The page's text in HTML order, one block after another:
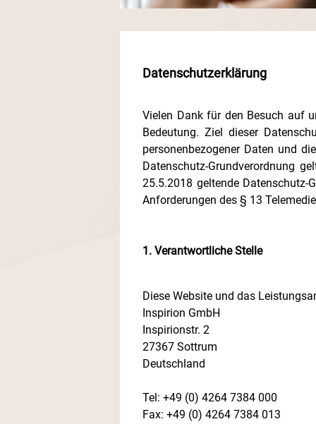
Datenschutzerklärung
Vielen Dank für den Besuch auf
Bedeutung. Ziel dieser
personenbezogener Daten und
Datenschutz-Grundverordnung
25.5.2018 geltende Datenschutz-
Anforderungen des § 13
1. Verantwortliche Stelle
Diese Website und das
Inspirion GmbH
Inspirionstr. 2
27367 Sottrum
Deutschland
Tel: +49 (0) 4264 7384 000
Fax: +49 (0) 4264 7384 013